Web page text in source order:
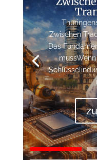
Zwischen
Das